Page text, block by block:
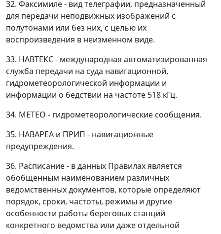
32. Факсимиле - вид телеграфии, предназначенный
для передачи неподвижных изображений с
полутонами или без них, с целью их
воспроизведения в неизменном виде.
33. НАВТЕКС - международная автоматизированная
служба передачи на суда навигационной,
гидрометеорологической информации и
информации о бедствии на частоте 518 кГц.
34. МЕТЕО - гидрометеорологические сообщения.
35. НАВАРЕА и ПРИП - навигационные
предупреждения.
36. Расписание - в данных Правилах является
обобщенным наименованием различных
ведомственных документов, которые определяют
порядок, сроки, частоты, режимы и другие
особенности работы береговых станций
конкретного ведомства или даже отдельной